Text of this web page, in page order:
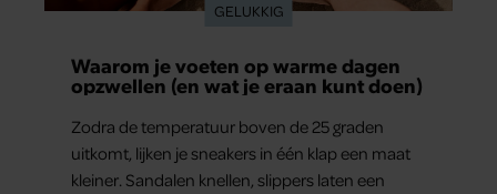
GELUKKIG
Waarom je voeten op warme dagen
opzwellen (en wat je eraan kunt doen)
Zodra de temperatuur boven de 25 graden
uitkomt, lijken je sneakers in één klap een maat
kleiner. Sandalen knellen, slippers laten een